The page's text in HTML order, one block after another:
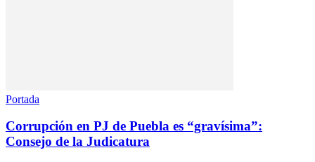
Portada
Corrupción en PJ de Puebla es “gravísima”:
Consejo de la Judicatura